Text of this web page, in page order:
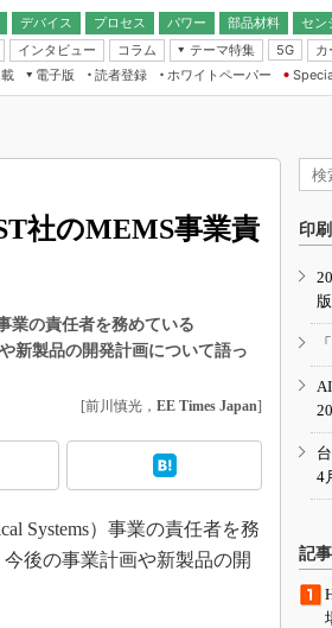
デバイス
プロセス パワー 部品材料 セン
無線
インタビュー コラム
テーマ特集
AI
EE Times Research）
EDN Japan）
5G カ
IoT・エッジコ
EXPO
TECHNO-
人とくるま展
電子版
読者登録 ホワイトペーパー
社のMEMS事業責
業の責任者を務めている
新製品の開発計画について語っ
[前川慎光， EE Times Japan]
Systems）事業の責任者を務
後の事業計画や新製品の開
印
4
記